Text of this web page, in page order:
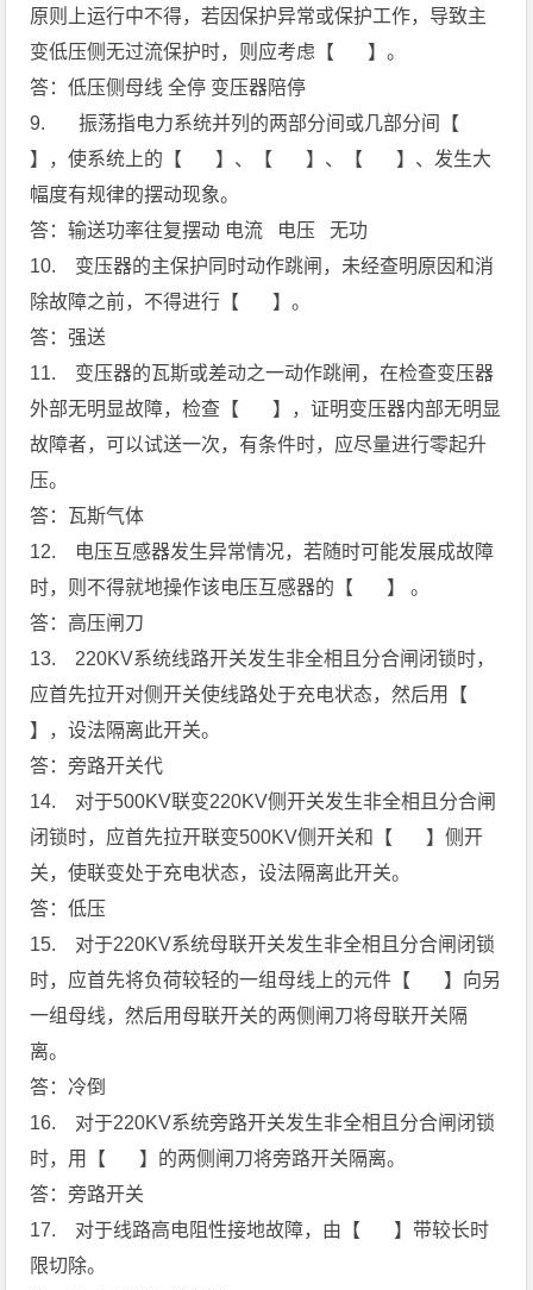
原则上运行中不得，若因保护异常或保护工作，导致主
变低压侧无过流保护时，则应考虑【 】。
答：低压侧母线 全停 变压器陪停
9. 振荡指电力系统并列的两部分间或几部分间【
】，使系统上的【 】、【 】、【 】、发生大
幅度有规律的摆动现象。
答：输送功率往复摆动 电流 电压 无功
10. 变压器的主保护同时动作跳闸，未经查明原因和消
除故障之前，不得进行【 】。
答：强送
11. 变压器的瓦斯或差动之一动作跳闸，在检查变压器
外部无明显故障，检查【 】，证明变压器内部无明显
故障者，可以试送一次，有条件时，应尽量进行零起升
压。
答：瓦斯气体
12. 电压互感器发生异常情况，若随时可能发展成故障
时，则不得就地操作该电压互感器的【 】 。
答：高压闸刀
13. 220KV系统线路开关发生非全相且分合闸闭锁时，
应首先拉开对侧开关使线路处于充电状态，然后用【
】，设法隔离此开关。
答：旁路开关代
14. 对于500KV联变220KV侧开关发生非全相且分合闸
闭锁时，应首先拉开联变500KV侧开关和【 】侧开
关，使联变处于充电状态，设法隔离此开关。
答：低压
15. 对于220KV系统母联开关发生非全相且分合闸闭锁
时，应首先将负荷较轻的一组母线上的元件【 】向另
一组母线，然后用母联开关的两侧闸刀将母联开关隔
离。
答：冷倒
16. 对于220KV系统旁路开关发生非全相且分合闸闭锁
时，用【 】的两侧闸刀将旁路开关隔离。
答：旁路开关
17. 对于线路高电阻性接地故障，由【 】带较长时
限切除。